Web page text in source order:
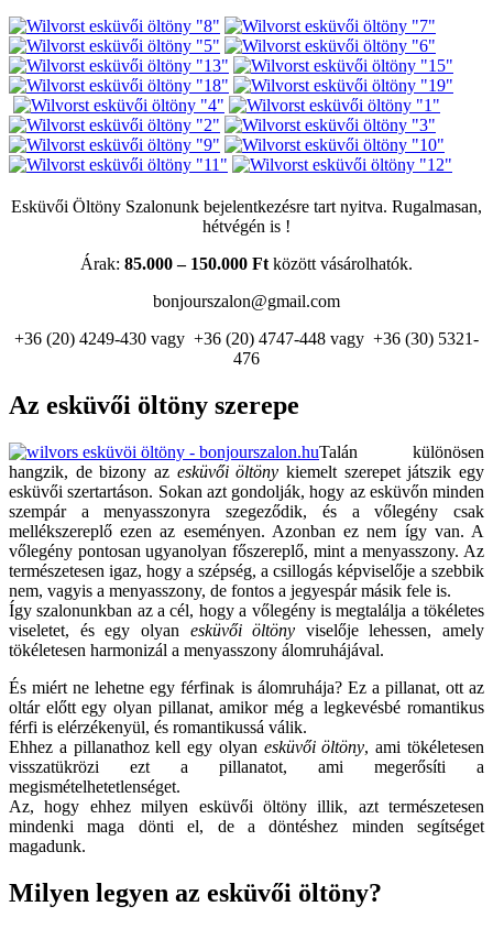
Esküvői Öltöny Szalonunk bejelentkezésre tart nyitva. Rugalmasan,
hétvégén is !
Árak: 85.000 – 150.000 Ft között vásárolhatók.
bonjourszalon@gmail.com
+36 (20) 4249-430 vagy +36 (20) 4747-448 vagy +36 (30) 5321-
476
Az esküvői öltöny szerepe
Talán különösen
hangzik, de bizony az esküvői öltöny kiemelt szerepet játszik egy
esküvői szertartáson. Sokan azt gondolják, hogy az esküvőn minden
szempár a menyasszonyra szegeződik, és a vőlegény csak
mellékszereplő ezen az eseményen. Azonban ez nem így van. A
vőlegény pontosan ugyanolyan főszereplő, mint a menyasszony. Az
természetesen igaz, hogy a szépség, a csillogás képviselője a szebbik
nem, vagyis a menyasszony, de fontos a jegyespár másik fele is.
Így szalonunkban az a cél, hogy a vőlegény is megtalálja a tökéletes
viseletet, és egy olyan esküvői öltöny viselője lehessen, amely
tökéletesen harmonizál a menyasszony álomruhájával.
És miért ne lehetne egy férfinak is álomruhája? Ez a pillanat, ott az
oltár előtt egy olyan pillanat, amikor még a legkevésbé romantikus
férfi is elérzékenyül, és romantikussá válik.
Ehhez a pillanathoz kell egy olyan esküvői öltöny, ami tökéletesen
visszatükrözi ezt a pillanatot, ami megerősíti a
megismételhetetlenséget.
Az, hogy ehhez milyen esküvői öltöny illik, azt természetesen
mindenki maga dönti el, de a döntéshez minden segítséget
magadunk.
Milyen legyen az esküvői öltöny?